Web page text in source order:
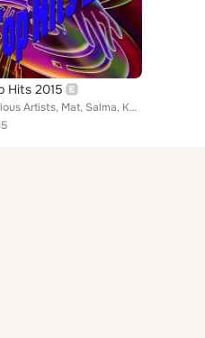
Hits 2015
Various Artists, Mat, Salma, Kaylie, Helen Dawson, Edward Lekson, Sky, Damon, Conrad, Juliet Jay, SteLa, Elise Howard, Neil York...